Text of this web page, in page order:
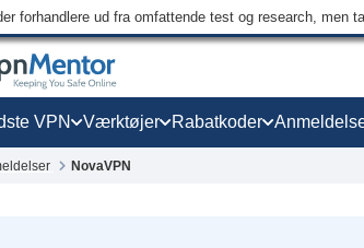
forhandlere ud fra omfattende test og research,
VPN Værktøjer Rabatkoder
NovaVPN